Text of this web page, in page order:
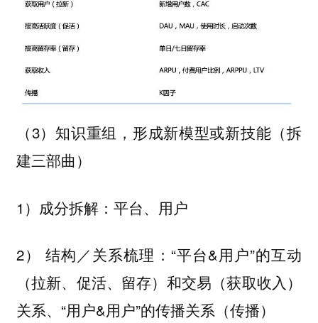
（3）知识重组，形成新模型或新技能（拆
建三部曲）
1）成分拆解：平台、用户
2） 结构／关系梳理：“平台&用户”的互动
（拉新、促活、留存）和交易（获取收入）
关系、“用户&用户”的传播关系（传播）